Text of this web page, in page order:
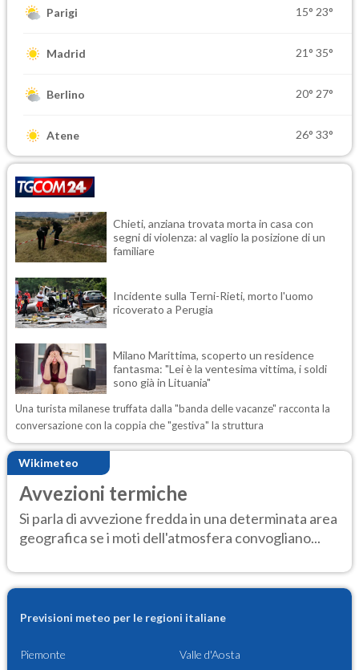
Parigi 15° 23°
Madrid 21° 35°
Berlino 20° 27°
Atene 26° 33°
Chieti, anziana trovata morta in casa con
segni di violenza: al vaglio la posizione di un
familiare
Incidente sulla Terni-Rieti, morto l'uomo
ricoverato a Perugia
Milano Marittima, scoperto un residence
fantasma: "Lei è la ventesima vittima, i soldi
sono già in Lituania"
Una turista milanese truffata dalla "banda delle vacanze" racconta la
conversazione con la coppia che "gestiva" la struttura
Wikimeteo
Avvezioni termiche
Si parla di avvezione fredda in una determinata area
geografica se i moti dell'atmosfera convogliano...
Previsioni meteo per le regioni italiane
Piemonte Valle d'Aosta